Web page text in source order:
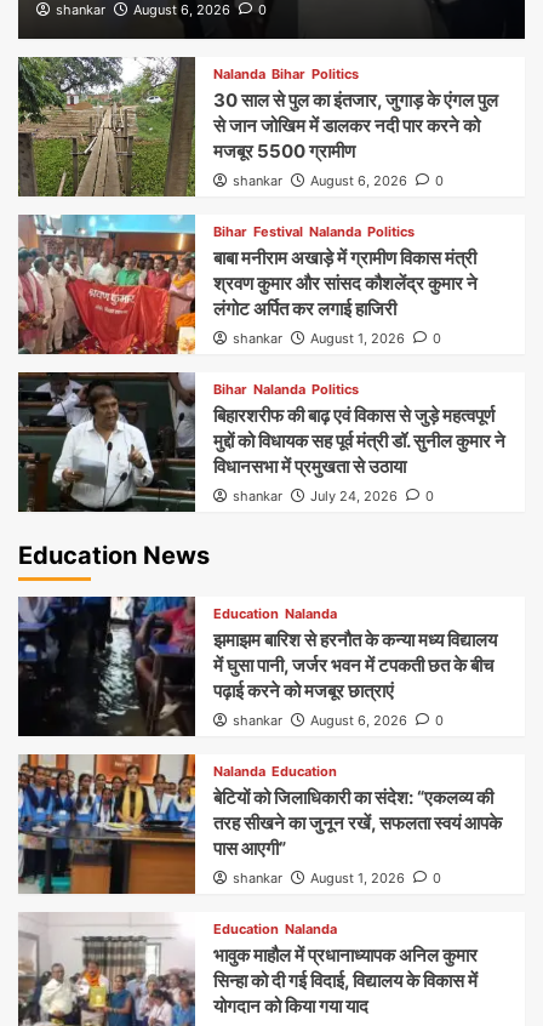
shankar August 6, 2026 0
Nalanda Bihar Politics
30 साल से पुल का इंतजार, जुगाड़ के एंगल पुल
से जान जोखिम में डालकर नदी पार करने को
मजबूर 5500 ग्रामीण
shankar August 6, 2026 0
Bihar Festival Nalanda Politics
बाबा मनीराम अखाड़े में ग्रामीण विकास मंत्री
श्रवण कुमार और सांसद कौशलेंद्र कुमार ने
लंगोट अर्पित कर लगाई हाजिरी
shankar August 1, 2026 0
Bihar Nalanda Politics
बिहारशरीफ की बाढ़ एवं विकास से जुड़े महत्वपूर्ण
मुद्दों को विधायक सह पूर्व मंत्री डॉ. सुनील कुमार ने
विधानसभा में प्रमुखता से उठाया
shankar July 24, 2026 0
Education News
Education Nalanda
झमाझम बारिश से हरनौत के कन्या मध्य विद्यालय
में घुसा पानी, जर्जर भवन में टपकती छत के बीच
पढ़ाई करने को मजबूर छात्राएं
shankar August 6, 2026 0
Nalanda Education
बेटियों को जिलाधिकारी का संदेश: “एकलव्य की
तरह सीखने का जुनून रखें, सफलता स्वयं आपके
पास आएगी”
shankar August 1, 2026 0
Education Nalanda
भावुक माहौल में प्रधानाध्यापक अनिल कुमार
सिन्हा को दी गई विदाई, विद्यालय के विकास में
योगदान को किया गया याद